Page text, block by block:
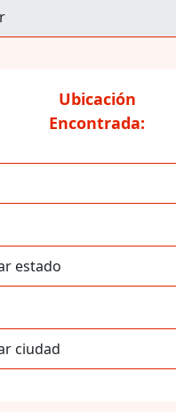
Ubicación
Encontrada: